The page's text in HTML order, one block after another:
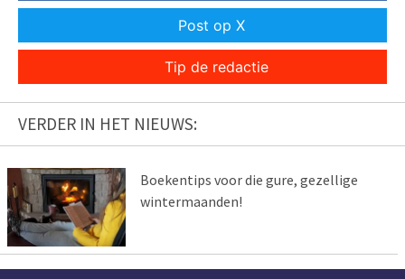
Post op X
Tip de redactie
VERDER IN HET NIEUWS:
Boekentips voor die gure, gezellige
wintermaanden!